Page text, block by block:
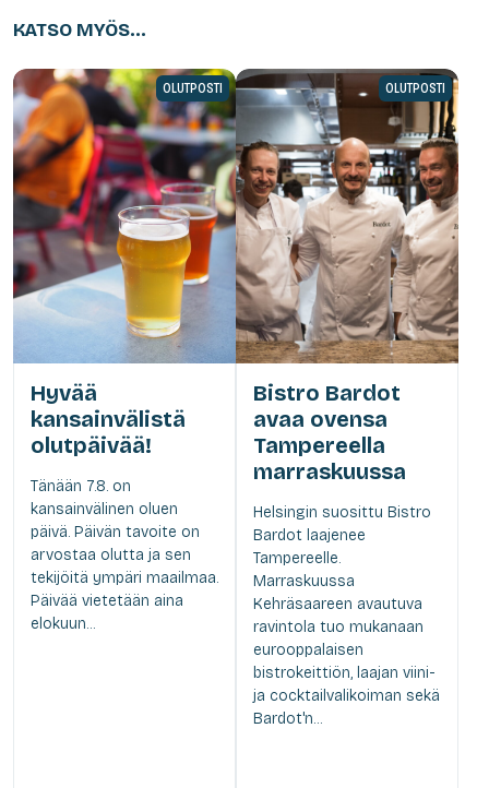
KATSO MYÖS...
OLUTPOSTI
Hyvää
kansainvälistä
olutpäivää!
Tänään 7.8. on
kansainvälinen oluen
päivä. Päivän tavoite on
arvostaa olutta ja sen
tekijöitä ympäri maailmaa.
Päivää vietetään aina
elokuun...
OLUTPOSTI
Bistro Bardot
avaa ovensa
Tampereella
marraskuussa
Helsingin suosittu Bistro
Bardot laajenee
Tampereelle.
Marraskuussa
Kehräsaareen avautuva
ravintola tuo mukanaan
eurooppalaisen
bistrokeittiön, laajan viini-
ja cocktailvalikoiman sekä
Bardot'n...